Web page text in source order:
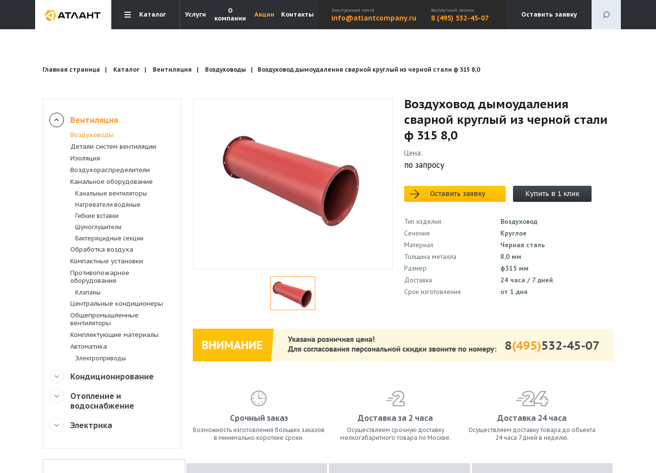
Каталог Услуги
О
компании
Акции Контакты
Электронная почта
info@atlantcompany.ru
Бесплатный звонок
8 (495) 532-45-07 Оставить заявку
Вентиляция
Кондиционирование
Отопление и водоснабжение
Электрика
Главная страница Каталог Вентиляция Воздуховоды Воздуховод дымоудаления сварной круглый из черной стали ф 315 8,0
Вентиляция
Воздуховоды
Детали систем вентиляции
Изоляция
Воздухораспределители
Канальное оборудование
Канальные вентиляторы
Нагреватели водяные
Гибкие вставки
Шумоглушители
Бактерицидные секции
Обработка воздуха
Компактные установки
Противопожарное
оборудование
Клапаны
Центральные кондиционеры
Общепромышленные
вентиляторы
Комплектующие материалы
Автоматика
Электроприводы
Кондиционирование
Отопление и
водоснабжение
Электрика
Воздуховод дымоудаления
сварной круглый из черной стали
ф 315 8,0
Цена:
по запросу
Оставить заявку Купить в 1 клик
Тип изделия
Воздуховод
Сечение
Круглое
Материал
Черная сталь
Толщина металла
8,0 мм
Размер
ф315 мм
Доставка
24 часа / 7 дней
Срок изготовления
от 1 дня
Срочный заказ
Возможность изготовления больших заказов
в минимально короткие сроки.
Доставка за 2 часа
Осуществляем срочную доставку
мелкогабаритного товара по Москве.
Доставка 24 часа
Осуществляем доставку товара до объекта
24 часа 7 дней в неделю.